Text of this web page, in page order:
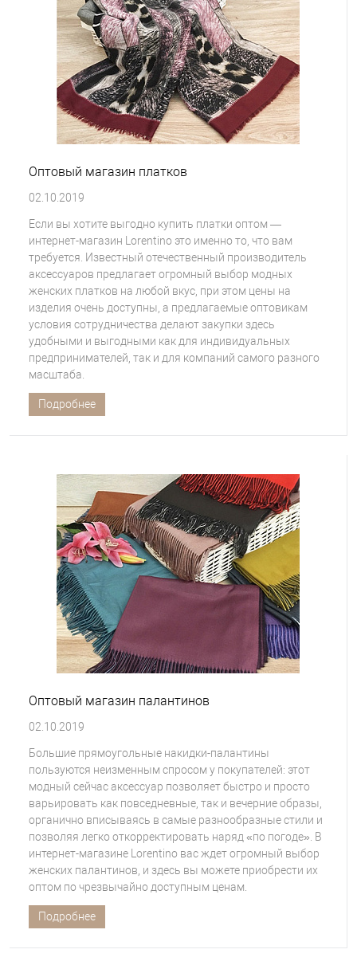
Оптовый магазин платков
02.10.2019
Если вы хотите выгодно купить платки оптом —
интернет-магазин Lorentino это именно то, что вам
требуется. Известный отечественный производитель
аксессуаров предлагает огромный выбор модных
женских платков на любой вкус, при этом цены на
изделия очень доступны, а предлагаемые оптовикам
условия сотрудничества делают закупки здесь
удобными и выгодными как для индивидуальных
предпринимателей, так и для компаний самого разного
масштаба.
Подробнее
Оптовый магазин палантинов
02.10.2019
Большие прямоугольные накидки-палантины
пользуются неизменным спросом у покупателей: этот
модный сейчас аксессуар позволяет быстро и просто
варьировать как повседневные, так и вечерние образы,
органично вписываясь в самые разнообразные стили и
позволяя легко откорректировать наряд «по погоде». В
интернет-магазине Lorentino вас ждет огромный выбор
женских палантинов, и здесь вы можете приобрести их
оптом по чрезвычайно доступным ценам.
Подробнее